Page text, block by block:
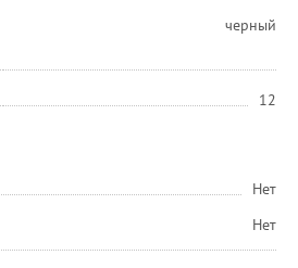
черный
12
Нет
Нет